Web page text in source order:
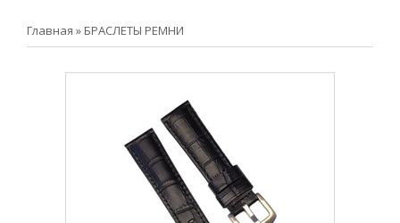
Главная » БРАСЛЕТЫ РЕМНИ